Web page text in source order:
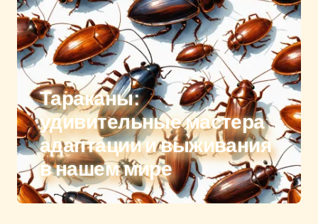
Тараканы:
удивительные мастера
адаптации и выживания
в нашем мире